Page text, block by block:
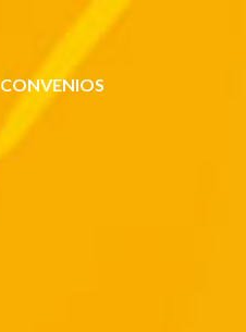
CONVENIOS